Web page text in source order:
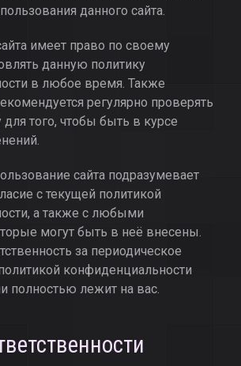
данного сайта.
имеет право по своему
данную политику
в любое время. Также
регулярно проверять
того, чтобы быть в курсе
сайта подразумевает
с текущей политикой
а также с любыми
могут быть в неё внесены.
за периодическое
конфиденциальности
полностью лежит на вас.